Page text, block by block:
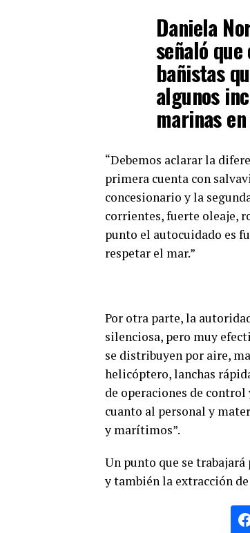
Daniela
señaló
bañistas
algunos
marinas
“Debemos aclarar la
primera cuenta con
concesionario y la
corrientes, fuerte oleaje,
punto el autocuidado es
respetar el mar.”
Por otra parte, la
silenciosa, pero muy
se distribuyen por aire,
helicóptero, lanchas
de operaciones de
cuanto al personal y
y marítimos”.
Un punto que se
y también la extracción